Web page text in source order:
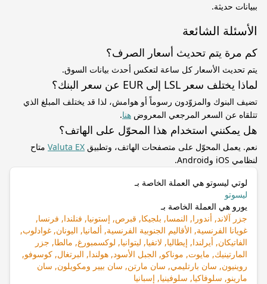
ببيانات حديثة.
الأسئلة الشائعة
كم مرة يتم تحديث أسعار الصرف؟
يتم تحديث الأسعار كل ساعة لتعكس أحدث بيانات السوق.
لماذا يختلف سعر LSL إلى EUR عن سعر البنك؟
تضيف البنوك والمزوّدون رسوماً أو هوامش، لذا قد يختلف المبلغ الذي
تتلقاه عن السعر المرجعي المعروض هنا.
هل يمكنني استخدام هذا المحوّل على الهاتف؟
نعم. يعمل المحوّل على متصفحات الهاتف، وتطبيق Valuta EX متاح
لنظامي iOS وAndroid.
لوتي ليسوتو هي العملة الخاصة بـ
ليسوتو
يورو هي العملة الخاصة بـ
جزر آلاند, أندورا, النمسا, بلجيكا, قبرص, إستونيا, فنلندا, فرنسا,
غويانا الفرنسية, الأقاليم الجنوبية الفرنسية, ألمانيا, اليونان, غوادلوب,
الفاتيكان, أيرلندا, إيطاليا, لاتفيا, ليتوانيا, لوكسمبورغ, مالطا, جزر
المارتينيك, مايوت, موناكو, الجبل الأسود, هولندا, البرتغال, كوسوفو,
روينيون, سان بارتليمي, سان مارتن, سان بيير ومكويلون, سان
مارينو, سلوفاكيا, سلوفينيا, إسبانيا